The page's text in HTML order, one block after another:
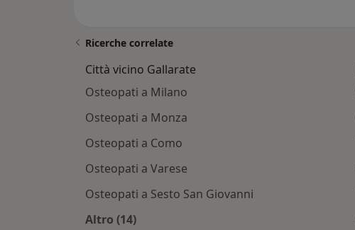
Ricerche correlate
Città vicino Gallarate
Osteopati a Milano
Osteopati a Monza
Osteopati a Como
Osteopati a Varese
Osteopati a Sesto San Giovanni
Altro (14)